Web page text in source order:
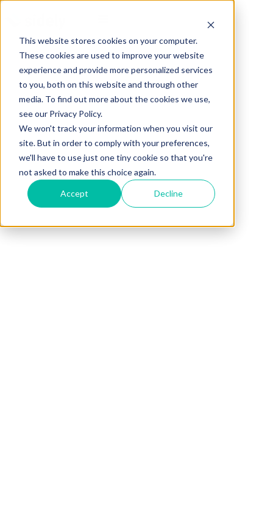
This website stores cookies on your computer.
These cookies are used to improve your website
experience and provide more personalized services
to you, both on this website and through other
media. To find out more about the cookies we use,
see our Privacy Policy.
We won't track your information when you visit our
site. But in order to comply with your preferences,
we'll have to use just one tiny cookie so that you're
not asked to make this choice again.
Accept Decline